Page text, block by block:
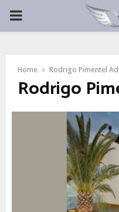
PRIMARY
Home Rodrigo Pimentel
Rodrigo